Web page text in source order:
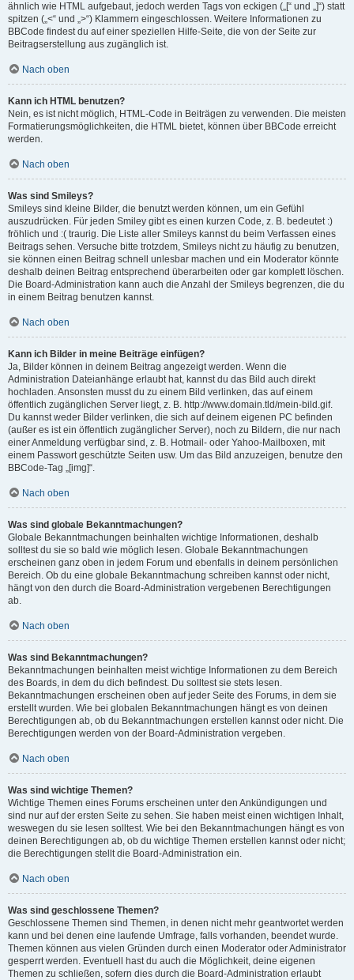
ähnlich wie HTML aufgebaut, jedoch werden Tags von eckigen („[“ und „]“) statt
spitzen („<“ und „>“) Klammern eingeschlossen. Weitere Informationen zu
BBCode findest du auf einer speziellen Hilfe-Seite, die von der Seite zur
Beitragserstellung aus zugänglich ist.
Nach oben
Kann ich HTML benutzen?
Nein, es ist nicht möglich, HTML-Code in Beiträgen zu verwenden. Die meisten
Formatierungsmöglichkeiten, die HTML bietet, können über BBCode erreicht
werden.
Nach oben
Was sind Smileys?
Smileys sind kleine Bilder, die benutzt werden können, um ein Gefühl
auszudrücken. Für jeden Smiley gibt es einen kurzen Code, z. B. bedeutet :)
fröhlich und :( traurig. Die Liste aller Smileys kannst du beim Verfassen eines
Beitrags sehen. Versuche bitte trotzdem, Smileys nicht zu häufig zu benutzen,
sie können einen Beitrag schnell unlesbar machen und ein Moderator könnte
deshalb deinen Beitrag entsprechend überarbeiten oder gar komplett löschen.
Die Board-Administration kann auch die Anzahl der Smileys begrenzen, die du
in einem Beitrag benutzen kannst.
Nach oben
Kann ich Bilder in meine Beiträge einfügen?
Ja, Bilder können in deinem Beitrag angezeigt werden. Wenn die
Administration Dateianhänge erlaubt hat, kannst du das Bild auch direkt
hochladen. Ansonsten musst du zu einem Bild verlinken, das auf einem
öffentlich zugänglichen Server liegt, z. B. http://www.domain.tld/mein-bild.gif.
Du kannst weder Bilder verlinken, die sich auf deinem eigenen PC befinden
(außer es ist ein öffentlich zugänglicher Server), noch zu Bildern, die nur nach
einer Anmeldung verfügbar sind, z. B. Hotmail- oder Yahoo-Mailboxen, mit
einem Passwort geschützte Seiten usw. Um das Bild anzuzeigen, benutze den
BBCode-Tag „[img]“.
Nach oben
Was sind globale Bekanntmachungen?
Globale Bekanntmachungen beinhalten wichtige Informationen, deshalb
solltest du sie so bald wie möglich lesen. Globale Bekanntmachungen
erscheinen ganz oben in jedem Forum und ebenfalls in deinem persönlichen
Bereich. Ob du eine globale Bekanntmachung schreiben kannst oder nicht,
hängt von den durch die Board-Administration vergebenen Berechtigungen
ab.
Nach oben
Was sind Bekanntmachungen?
Bekanntmachungen beinhalten meist wichtige Informationen zu dem Bereich
des Boards, in dem du dich befindest. Du solltest sie stets lesen.
Bekanntmachungen erscheinen oben auf jeder Seite des Forums, in dem sie
erstellt wurden. Wie bei globalen Bekanntmachungen hängt es von deinen
Berechtigungen ab, ob du Bekanntmachungen erstellen kannst oder nicht. Die
Berechtigungen werden von der Board-Administration vergeben.
Nach oben
Was sind wichtige Themen?
Wichtige Themen eines Forums erscheinen unter den Ankündigungen und
sind nur auf der ersten Seite zu sehen. Sie haben meist einen wichtigen Inhalt,
weswegen du sie lesen solltest. Wie bei den Bekanntmachungen hängt es von
deinen Berechtigungen ab, ob du wichtige Themen erstellen kannst oder nicht;
die Berechtigungen stellt die Board-Administration ein.
Nach oben
Was sind geschlossene Themen?
Geschlossene Themen sind Themen, in denen nicht mehr geantwortet werden
kann und bei denen eine laufende Umfrage, falls vorhanden, beendet wurde.
Themen können aus vielen Gründen durch einen Moderator oder Administrator
gesperrt werden. Eventuell hast du auch die Möglichkeit, deine eigenen
Themen zu schließen, sofern dies durch die Board-Administration erlaubt